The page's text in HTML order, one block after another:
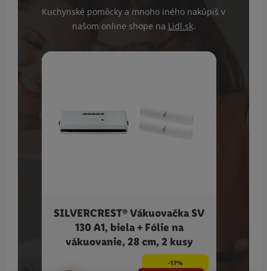
Kuchynské pomôcky a mnoho iného nakúpiš v
našom online shope na Lidl.sk.
SILVERCREST® Vákuovačka SV
130 A1, biela + Fólie na
vákuovanie, 28 cm, 2 kusy
-17%